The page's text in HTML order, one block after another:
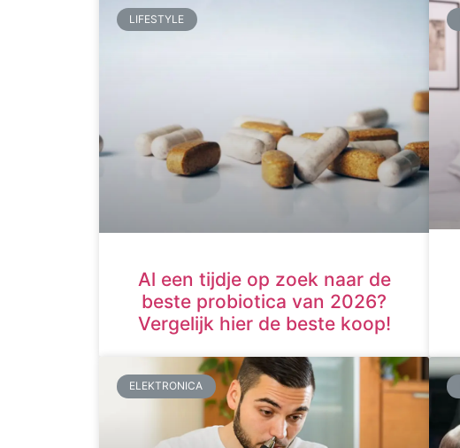
LIFESTYLE
Al een tijdje op zoek naar de
beste probiotica van 2026?
Vergelijk hier de beste koop!
ELEKTRONICA